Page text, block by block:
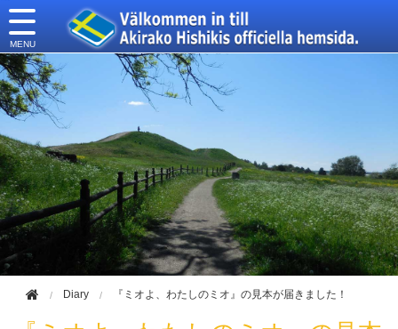
Diary 『ミオよ、わたしのミオ』の見本が届きました！